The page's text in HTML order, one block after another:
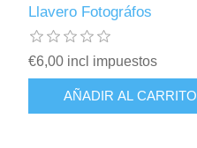
Llavero Fotográfos
€6,00 incl impuestos
AÑADIR AL CARRITO